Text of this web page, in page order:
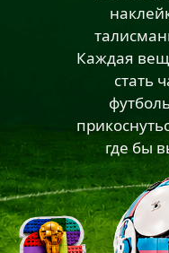
Каждая
стать
где бы